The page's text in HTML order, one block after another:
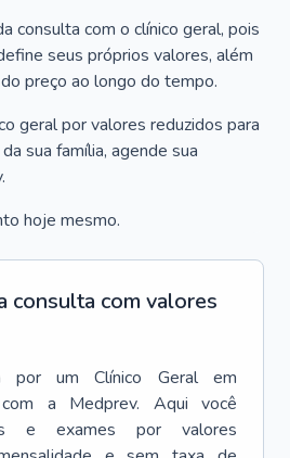
consulta com o clínico geral, pois
seus próprios valores, além
preço ao longo do tempo.
geral por valores reduzidos para
sua família, agende sua
hoje mesmo.
consulta com valores
por um Clínico Geral
em
a Medprev. Aqui você
e exames por valores